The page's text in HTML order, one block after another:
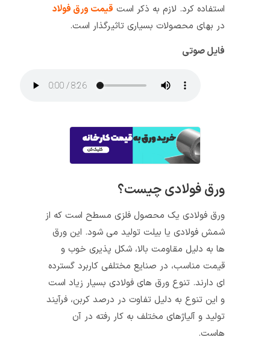
استفاده کرد. لازم به ذکر است قیمت ورق فولاد
در بهای محصولات بسیاری تاثیرگذار است.
فایل صوتی
ورق فولادی چیست؟
ورق فولادی یک محصول فلزی مسطح است که از
شمش فولادی یا بیلت تولید می‌ شود. این ورق‌
ها به دلیل مقاومت بالا، شکل‌ پذیری خوب و
قیمت مناسب، در صنایع مختلفی کاربرد گسترده‌
ای دارند. تنوع ورق‌ های فولادی بسیار زیاد است
و این تنوع به دلیل تفاوت در درصد کربن، فرآیند
تولید و آلیاژهای مختلف به کار رفته در آن‌